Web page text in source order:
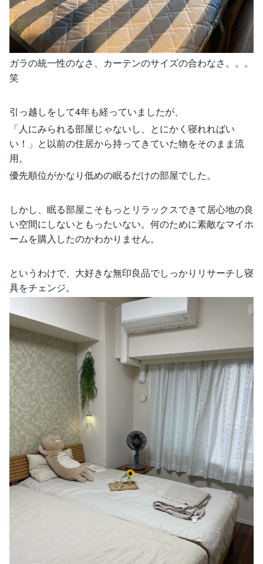
ガラの統一性のなさ、カーテンのサイズの合わなさ。。。
笑
引っ越しをして4年も経っていましたが、
「人にみられる部屋じゃないし、とにかく寝れればい
い！」と以前の住居から持ってきていた物をそのまま流
用。
優先順位がかなり低めの眠るだけの部屋でした。
しかし、眠る部屋こそもっとリラックスできて居心地の良
い空間にしないともったいない。何のために素敵なマイホ
ームを購入したのかわかりません。
というわけで、大好きな無印良品でしっかりリサーチし寝
具をチェンジ。